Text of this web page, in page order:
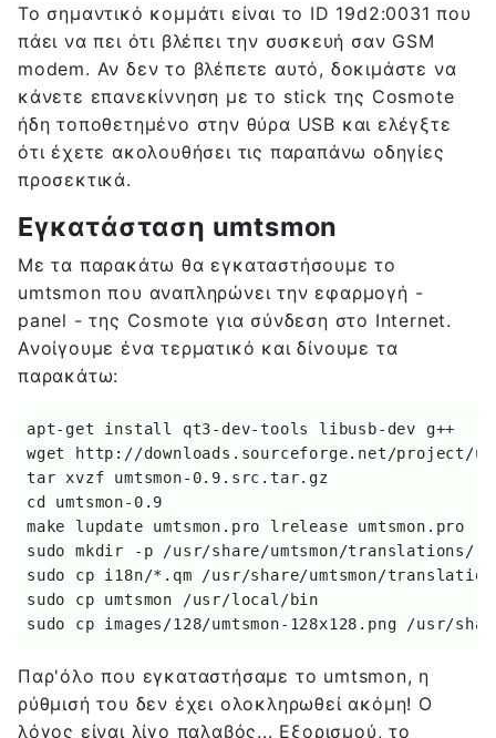
Το σημαντικό κομμάτι είναι το ID 19d2:0031 που
πάει να πει ότι βλέπει την συσκευή σαν GSM
modem. Αν δεν το βλέπετε αυτό, δοκιμάστε να
κάνετε επανεκίννηση με το stick της Cosmote
ήδη τοποθετημένο στην θύρα USB και ελέγξτε
ότι έχετε ακολουθήσει τις παραπάνω οδηγίες
προσεκτικά.
Εγκατάσταση umtsmon
Με τα παρακάτω θα εγκαταστήσουμε το
umtsmon που αναπληρώνει την εφαρμογή -
panel - της Cosmote για σύνδεση στο Internet.
Ανοίγουμε ένα τερματικό και δίνουμε τα
παρακάτω:
apt-get install qt3-dev-tools libusb-dev g++
wget http://downloads.sourceforge.net/project/
tar xvzf umtsmon-0.9.src.tar.gz
cd umtsmon-0.9
make lupdate umtsmon.pro lrelease umtsmon.pro
sudo mkdir -p /usr/share/umtsmon/translations/
sudo cp i18n/*.qm /usr/share/umtsmon/
sudo cp umtsmon /usr/local/bin
sudo cp images/128/umtsmon-128x128.png /usr/
Παρ'όλο που εγκαταστήσαμε το umtsmon, η
ρύθμισή του δεν έχει ολοκληρωθεί ακόμη! Ο
λόγος είναι λίγο παλαβός... Εξορισμού, το